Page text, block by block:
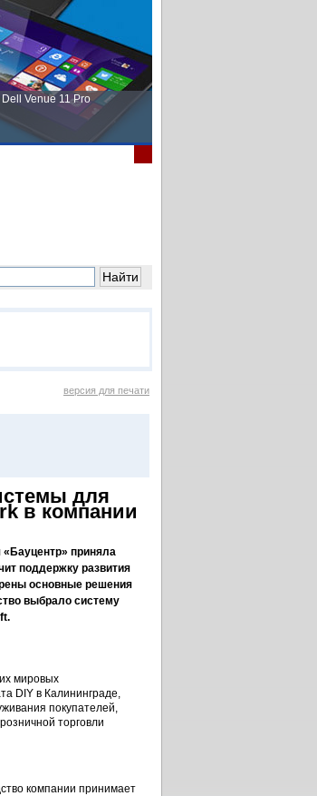
Venue 11 Pro
версия для печати
для
в компании
«Бауцентр» приняла
поддержку развития
основные решения
выбрало систему
мировых
DIY в Калининграде,
покупателей,
торговли
компании принимает